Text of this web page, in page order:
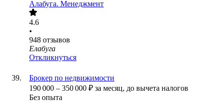
Алабуга. Менеджмент
4.6
•
948 отзывов
Елабуга
Откликнуться
Брокер по недвижимости
190 000 – 350 000 ₽ за месяц, до вычета налогов
Без опыта